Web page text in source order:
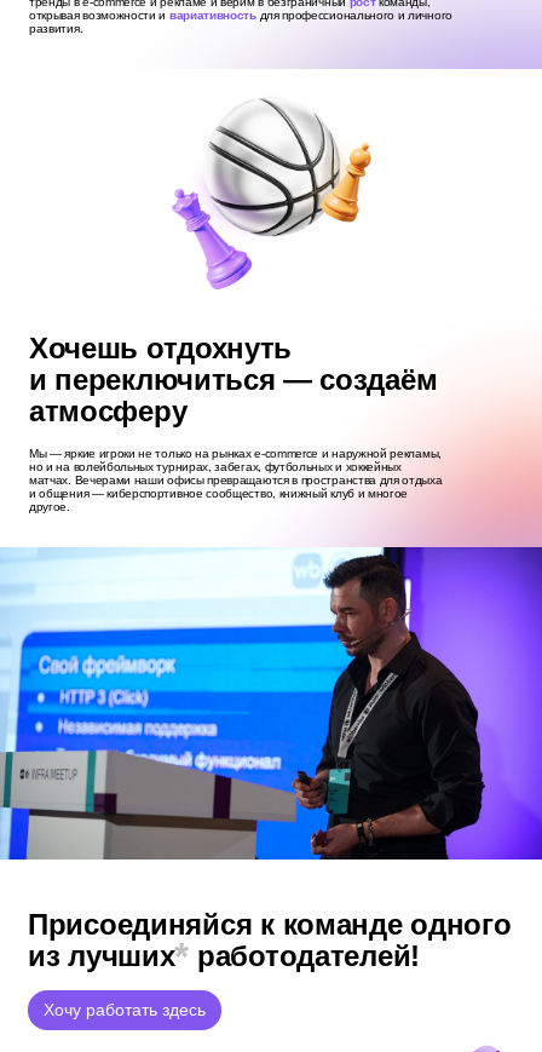
открывая возможности и вариативностьдля профессионального и личного
развития.
Хочешь отдохнуть
и переключиться — создаём
атмосферу
Мы — яркие игроки не только на рынках e‑commerce и наружной рекламы,
но и на волейбольных турнирах, забегах, футбольных и хоккейных
матчах. Вечерами наши офисы превращаются в пространства для отдыха
и общения — киберспортивное сообщество, книжный клуб и многое
другое.
Присоединяйся к команде одного
из лучших* работодателей!
Хочу работать здесь